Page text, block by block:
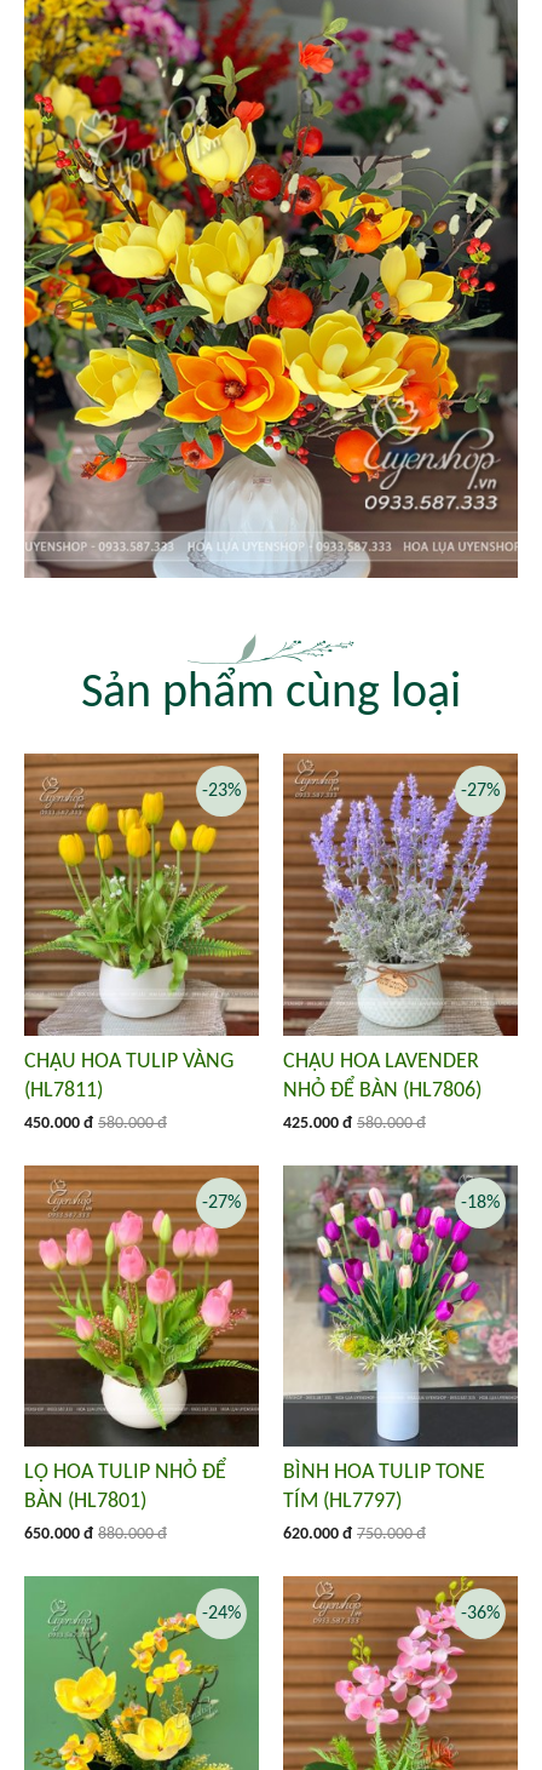
Sản phẩm cùng loại
CHẬU HOA TULIP VÀNG
(HL7811)
450.000 đ 580.000 đ
-23%
CHẬU HOA LAVENDER
NHỎ ĐỂ BÀN (HL7806)
425.000 đ 580.000 đ
-27%
LỌ HOA TULIP NHỎ ĐỂ
BÀN (HL7801)
650.000 đ 880.000 đ
-27%
BÌNH HOA TULIP TONE
TÍM (HL7797)
620.000 đ 750.000 đ
-18%
-24% -36%